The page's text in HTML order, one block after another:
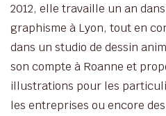
2012, elle travaille un an
graphisme à Lyon, tout en
dans un studio de dessin
son compte à Roanne et
illustrations pour les
les entreprises ou encore